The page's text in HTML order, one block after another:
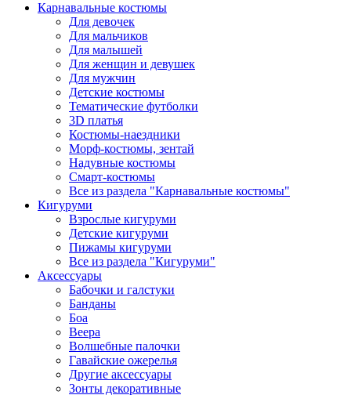
Карнавальные костюмы
Для девочек
Для мальчиков
Для малышей
Для женщин и девушек
Для мужчин
Детские костюмы
Тематические футболки
3D платья
Костюмы-наездники
Морф-костюмы, зентай
Надувные костюмы
Смарт-костюмы
Все из раздела "Карнавальные костюмы"
Кигуруми
Взрослые кигуруми
Детские кигуруми
Пижамы кигуруми
Все из раздела "Кигуруми"
Аксессуары
Бабочки и галстуки
Банданы
Боа
Веера
Волшебные палочки
Гавайские ожерелья
Другие аксессуары
Зонты декоративные